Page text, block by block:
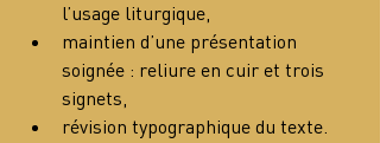
l’usage liturgique,
maintien d’une présentation
soignée : reliure en cuir et trois
signets,
révision typographique du texte.